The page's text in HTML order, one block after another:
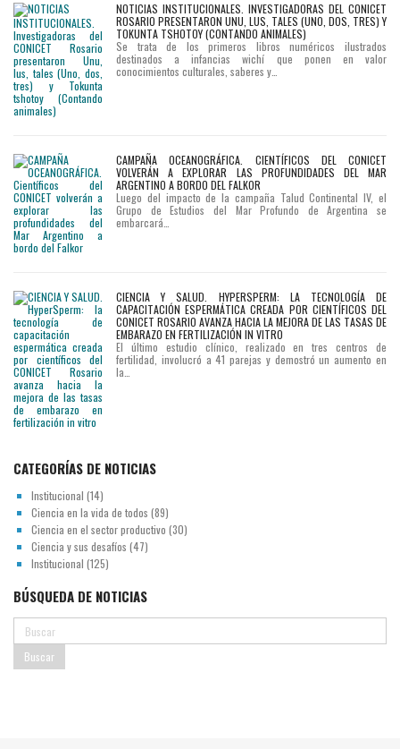
NOTICIAS INSTITUCIONALES. INVESTIGADORAS DEL CONICET
ROSARIO PRESENTARON UNU, LUS, TALES (UNO, DOS, TRES) Y
TOKUNTA TSHOTOY (CONTANDO ANIMALES)
Se trata de los primeros libros numéricos ilustrados
destinados a infancias wichí que ponen en valor
conocimientos culturales, saberes y…
CAMPAÑA OCEANOGRÁFICA. CIENTÍFICOS DEL CONICET
VOLVERÁN A EXPLORAR LAS PROFUNDIDADES DEL MAR
ARGENTINO A BORDO DEL FALKOR
Luego del impacto de la campaña Talud Continental IV, el
Grupo de Estudios del Mar Profundo de Argentina se
embarcará…
CIENCIA Y SALUD. HYPERSPERM: LA TECNOLOGÍA DE
CAPACITACIÓN ESPERMÁTICA CREADA POR CIENTÍFICOS DEL
CONICET ROSARIO AVANZA HACIA LA MEJORA DE LAS TASAS DE
EMBARAZO EN FERTILIZACIÓN IN VITRO
El último estudio clínico, realizado en tres centros de
fertilidad, involucró a 41 parejas y demostró un aumento en
la…
CATEGORÍAS DE NOTICIAS
Institucional (14)
Ciencia en la vida de todos (89)
Ciencia en el sector productivo (30)
Ciencia y sus desafíos (47)
Institucional (125)
BÚSQUEDA DE NOTICIAS